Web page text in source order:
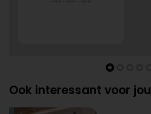
Ook interessant voor jou